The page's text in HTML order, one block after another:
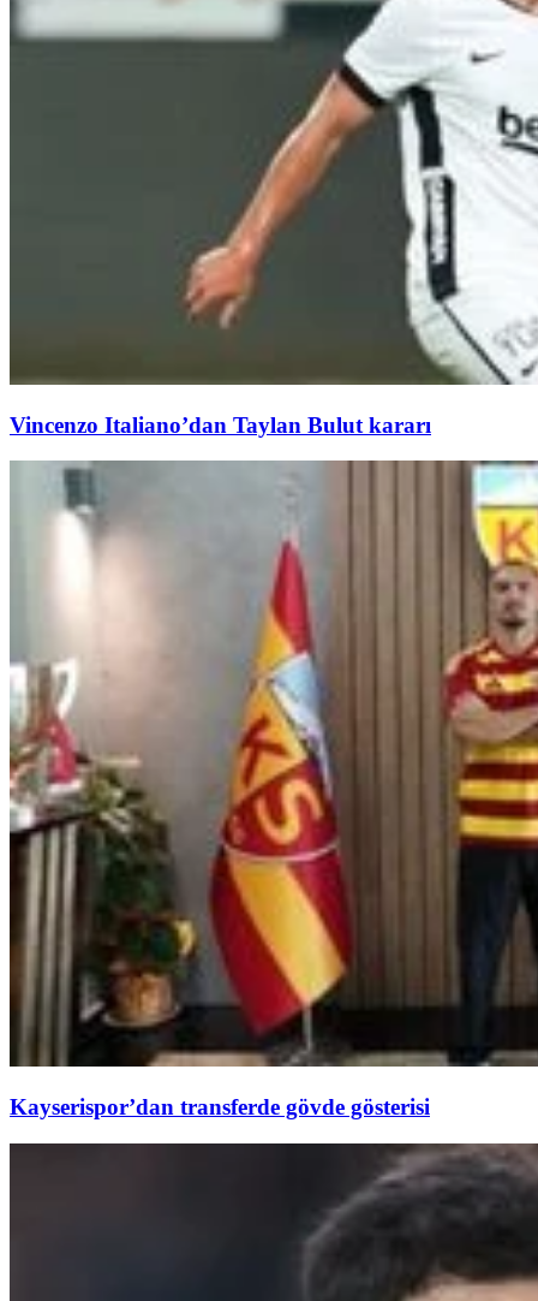
Vincenzo Italiano’dan Taylan Bulut kararı
Kayserispor’dan transferde gövde gösterisi